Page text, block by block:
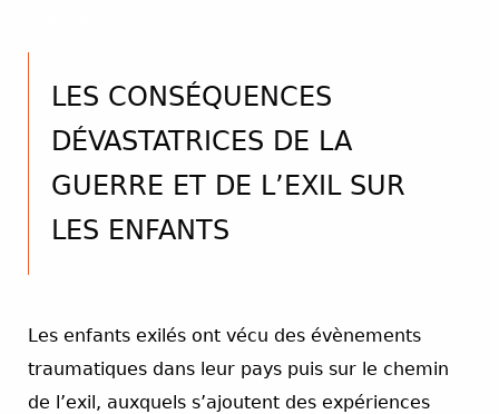
LES CONSÉQUENCES
DÉVASTATRICES DE LA
GUERRE ET DE L’EXIL SUR
LES ENFANTS
Les enfants exilés ont vécu des évènements
traumatiques dans leur pays puis sur le chemin
de l’exil, auxquels s’ajoutent des expériences